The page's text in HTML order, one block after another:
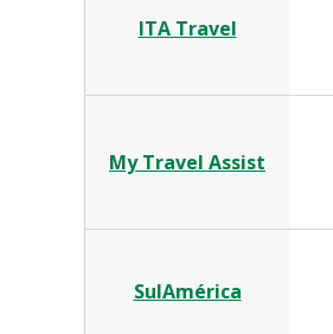
ITA Travel
My Travel Assist
SulAmérica